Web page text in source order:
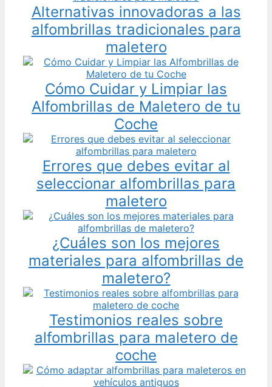
Alternativas innovadoras a las
alfombrillas tradicionales para
maletero
Cómo Cuidar y Limpiar las
Alfombrillas de Maletero de tu
Coche
Errores que debes evitar al
seleccionar alfombrillas para
maletero
¿Cuáles son los mejores
materiales para alfombrillas de
maletero?
Testimonios reales sobre
alfombrillas para maletero de
coche